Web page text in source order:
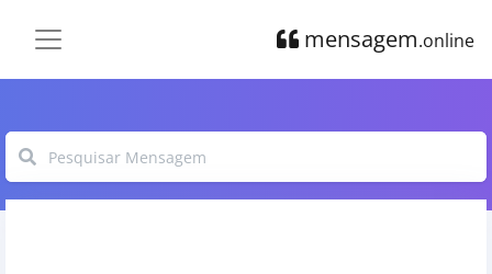
mensagem.online